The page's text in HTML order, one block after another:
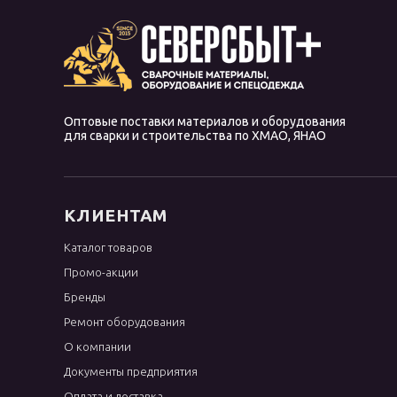
OK 68.82
OK 74.70
OK 74.78
OK 75.75
OK 83.50
OK 83.65
OK 84.80
OK 92.18
OK 92.58
Оптовые поставки материалов и оборудования
для сварки и строительства по ХМАО, ЯНАО
КЛИЕНТАМ
Каталог товаров
Промо-акции
Бренды
Ремонт оборудования
О компании
Документы предприятия